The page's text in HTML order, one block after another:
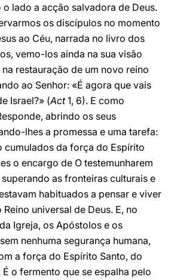
lado a acção salvadora de Deus.
os discípulos no momento
ao Céu, narrada no livro dos
vemo-los ainda na sua visão
restauração de um novo reino
ao Senhor: «É agora que vais
Israel?» (Act1, 6). E como
abrindo os seus
lhes a promessa e uma tarefa:
cumulados da força do Espírito
o encargo de O testemunharem
as fronteiras culturais e
habituados a pensar e viver
universal de Deus. E, no
Igreja, os Apóstolos e os
nenhuma segurança humana,
a força do Espírito Santo, do
o fermento que se espalha pelo